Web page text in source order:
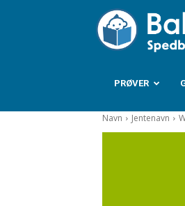
PRØVER
Navn Jentenavn